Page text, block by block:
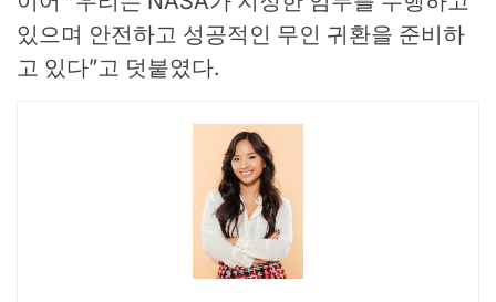
있으며 안전하고 성공적인 무인 귀환을 준비하
고 있다”고 덧붙였다.